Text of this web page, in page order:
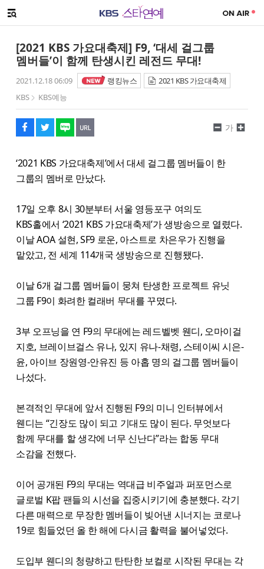
메뉴 열기
[2021 KBS 가요대축제] F9, ‘대세 걸그룹
멤버들’이 함께 탄생시킨 레전드 무대!
2021.12.18 06:09 랭킹뉴스
2021 KBS 가요대축제
KBS
KBS예능
페이스북
트위터
네이버
URL복사
글씨 작게보기
가
글씨 크게보기
‘2021 KBS 가요대축제’에서 대세 걸그룹 멤버들이 한
그룹의 멤버로 만났다.
17일 오후 8시 30분부터 서울 영등포구 여의도
KBS홀에서 ‘2021 KBS 가요대축제’가 생방송으로 열렸다.
이날 AOA 설현, SF9 로운, 아스트로 차은우가 진행을
맡았고, 전 세계 114개국 생방송으로 진행됐다.
이날 6개 걸그룹 멤버들이 뭉쳐 탄생한 프로젝트 유닛
그룹 F9이 화려한 컬래버 무대를 꾸몄다.
3부 오프닝을 연 F9의 무대에는 레드벨벳 웬디, 오마이걸
지호, 브레이브걸스 유나, 있지 유나-채령, 스테이씨 시은-
윤, 아이브 장원영-안유진 등 아홉 명의 걸그룹 멤버들이
나섰다.
본격적인 무대에 앞서 진행된 F9의 미니 인터뷰에서
웬디는 “긴장도 많이 되고 기대도 많이 된다. 무엇보다
함께 무대를 할 생각에 너무 신난다”라는 합동 무대
소감을 전했다.
이어 공개된 F9의 무대는 역대급 비주얼과 퍼포먼스로
글로벌 K팝 팬들의 시선을 집중시키기에 충분했다. 각기
다른 매력으로 무장한 멤버들이 빚어낸 시너지는 코로나
19로 힘들었던 올 한 해에 다시금 활력을 불어넣었다.
도입부 웬디의 청량하고 탄탄한 보컬로 시작된 무대는 각
해시태그